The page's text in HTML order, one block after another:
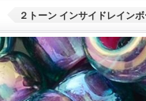
２トーン インサイドレイン